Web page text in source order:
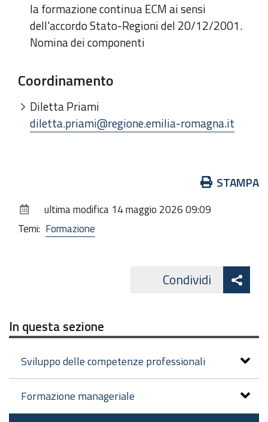
la formazione continua ECM ai sensi
dell'accordo Stato-Regioni del 20/12/2001.
Nomina dei componenti
Coordinamento
Diletta Priami
diletta.priami@regione.emilia-romagna.it
documento
STAMPA
ultima modifica 14 maggio 2026 09:09
Temi: Formazione
Condividi
In questa sezione
Sviluppo delle competenze professionali
Formazione manageriale